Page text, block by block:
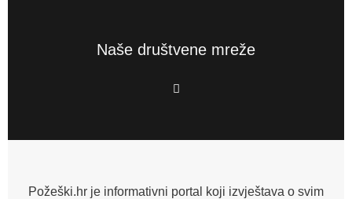
Naše društvene mreže
F
a
o
f
Požeški.hr je informativni portal koji izvještava o svim